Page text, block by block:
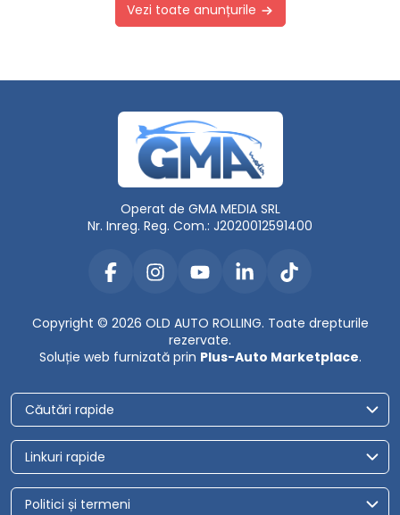
Vezi toate anunțurile
Operat de GMA MEDIA SRL
Nr. Inreg. Reg. Com.: J2020012591400
Copyright © 2026 OLD AUTO ROLLING. Toate drepturile
rezervate.
Soluție web furnizată prin Plus-Auto Marketplace.
Căutări rapide
Linkuri rapide
Politici și termeni